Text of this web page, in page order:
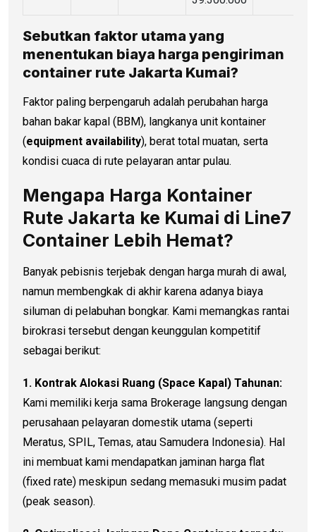
Sebutkan faktor utama yang
menentukan biaya harga pengiriman
container rute Jakarta Kumai?
Faktor paling berpengaruh adalah perubahan harga
bahan bakar kapal (BBM), langkanya unit kontainer
(equipment availability), berat total muatan, serta
kondisi cuaca di rute pelayaran antar pulau.
Mengapa Harga Kontainer
Rute Jakarta ke Kumai di Line7
Container Lebih Hemat?
Banyak pebisnis terjebak dengan harga murah di awal,
namun membengkak di akhir karena adanya biaya
siluman di pelabuhan bongkar. Kami memangkas rantai
birokrasi tersebut dengan keunggulan kompetitif
sebagai berikut:
1. Kontrak Alokasi Ruang (Space Kapal) Tahunan:
Kami memiliki kerja sama Brokerage langsung dengan
perusahaan pelayaran domestik utama (seperti
Meratus, SPIL, Temas, atau Samudera Indonesia). Hal
ini membuat kami mendapatkan jaminan harga flat
(fixed rate) meskipun sedang memasuki musim padat
(peak season).